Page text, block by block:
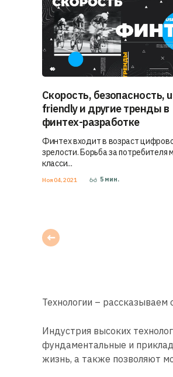
Скорость, безопасность,
friendly и другие тренды в
финтех-разработке
Финтех входит в возраст
зрелости. Борьба за потребителя
класси...
Ноя 04, 2021 5 мин.
Технологии –
Индустрия высоких
фундаментальные и
жизнь, а также позволяют